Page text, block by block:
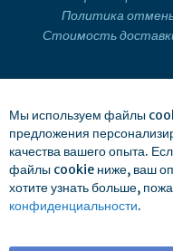
Политика
Стоимость
Мы используем файлы
предложения
качества вашего опыта.
файлы cookie ниже, ваш
хотите узнать больше,
конфиденциальности.